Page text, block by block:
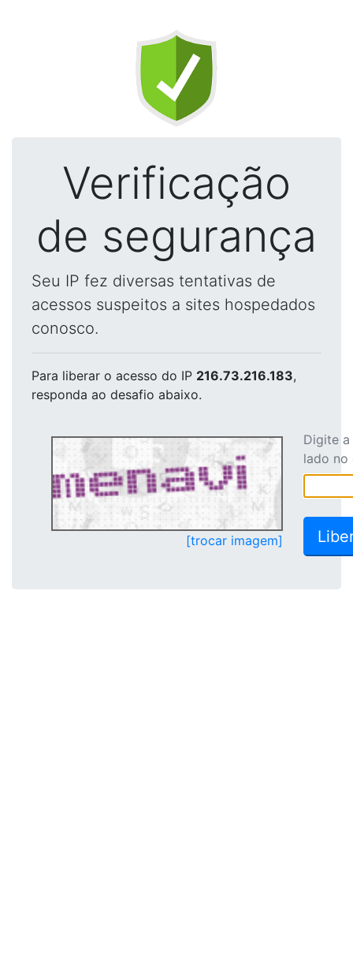
Verificação
de segurança
Seu IP fez diversas tentativas de
acessos suspeitos a sites hospedados
conosco.
Para liberar o acesso do IP 216.73.216.183,
responda ao desafio abaixo.
[trocar imagem]
Digite
lado no